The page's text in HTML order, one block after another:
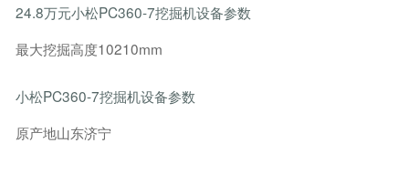
24.8万元小松PC360-7挖掘机设备参数
最大挖掘高度10210mm
小松PC360-7挖掘机设备参数
原产地山东济宁